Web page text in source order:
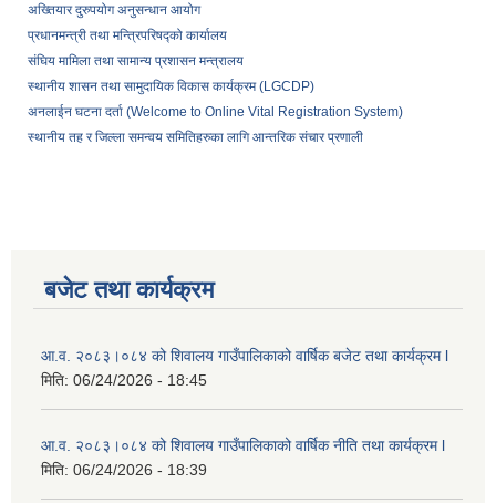
अख्तियार दुरुपयोग अनुसन्धान आयोग
प्रधानमन्त्री तथा मन्त्रिपरिषद्को कार्यालय
संघिय मामिला तथा सामान्य प्रशासन मन्त्रालय
स्थानीय शासन तथा सामुदायिक विकास कार्यक्रम (LGCDP)
अनलाईन घटना दर्ता (Welcome to Online Vital Registration System)
स्थानीय तह र जिल्ला समन्वय समितिहरुका लागि आन्तरिक संचार प्रणाली
बजेट तथा कार्यक्रम
आ.व. २०८३।०८४ को शिवालय गाउँपालिकाको वार्षिक बजेट तथा कार्यक्रम l
मिति: 06/24/2026 - 18:45
आ.व. २०८३।०८४ को शिवालय गाउँपालिकाको वार्षिक नीति तथा कार्यक्रम l
मिति: 06/24/2026 - 18:39